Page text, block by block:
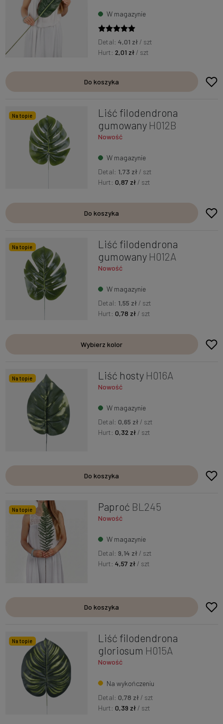
W magazynie
Detal: 4,01 zł / szt
Hurt:2,01 zł / szt
Do koszyka
Na topie
Liść filodendrona
gumowany H012B
Nowość
W magazynie
Detal: 1,73 zł / szt
Hurt:0,87 zł / szt
Do koszyka
Na topie
Liść filodendrona
gumowany H012A
Nowość
W magazynie
Detal: 1,55 zł / szt
Hurt:0,78 zł / szt
Wybierz kolor
Na topie Liść hosty H016A
Nowość
W magazynie
Detal: 0,65 zł / szt
Hurt:0,32 zł / szt
Do koszyka
Na topie Paproć BL245
Nowość
W magazynie
Detal: 9,14 zł/ szt
Hurt:4,57 zł/ szt
Do koszyka
Na topie
Liść filodendrona
gloriosum H015A
Nowość
Na wykończeniu
Detal: 0,78 zł / szt
Hurt:0,39 zł / szt